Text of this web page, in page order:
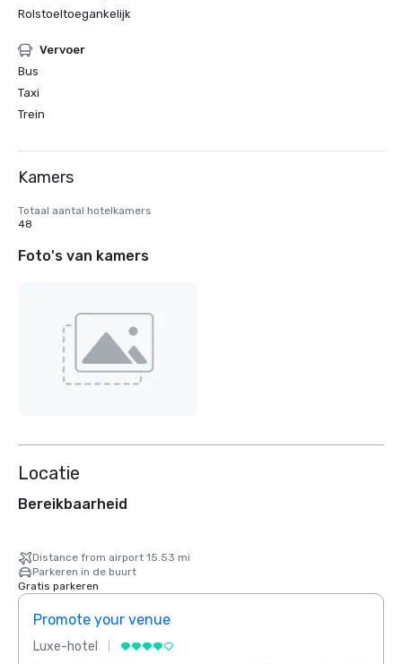
Rolstoeltoegankelijk
Vervoer
Bus
Taxi
Trein
Kamers
Totaal aantal hotelkamers
48
Foto's van kamers
Locatie
Bereikbaarheid
Distance from airport 15.53 mi
Parkeren in de buurt
Gratis parkeren
Promote your venue
Luxe-hotel